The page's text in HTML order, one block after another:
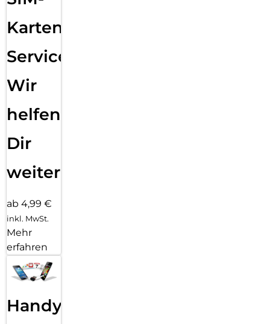
Karten
Service:
Wir
helfen
Dir
weiter
ab 4,99 €
inkl. MwSt.
Mehr
erfahren
Handy